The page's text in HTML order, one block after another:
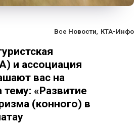
Все Новости, КТА-Инфо
и ассоциация
вас на
«Развитие
(конного) в